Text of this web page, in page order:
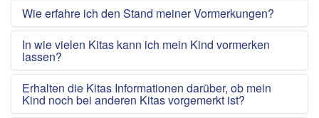
Wie erfahre ich den Stand meiner Vormerkungen?
In wie vielen Kitas kann ich mein Kind vormerken
lassen?
Erhalten die Kitas Informationen darüber, ob mein
Kind noch bei anderen Kitas vorgemerkt ist?